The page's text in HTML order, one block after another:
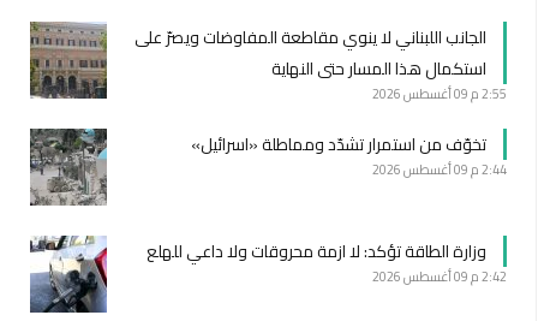
الجانب اللبناني لا ينوي مقاطعة المفاوضات ويصرّ على
استكمال هذا المسار حتى النهاية
2:55 م 09 أغسطس 2026
تخوّف من استمرار تشدّد ومماطلة «اسرائيل»
2:44 م 09 أغسطس 2026
وزارة الطاقة تؤكد: لا ازمة محروقات ولا داعي للهلع
2:42 م 09 أغسطس 2026